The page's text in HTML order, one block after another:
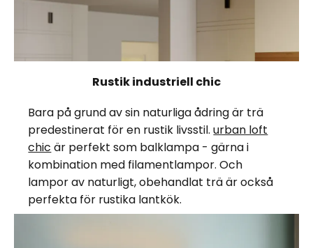
Rustik industriell chic
Bara på grund av sin naturliga ådring är trä
predestinerat för en rustik livsstil.urban loft
chic är perfekt som balklampa - gärna i
kombination med filamentlampor. Och
lampor av naturligt, obehandlat trä är också
perfekta för rustika lantkök.